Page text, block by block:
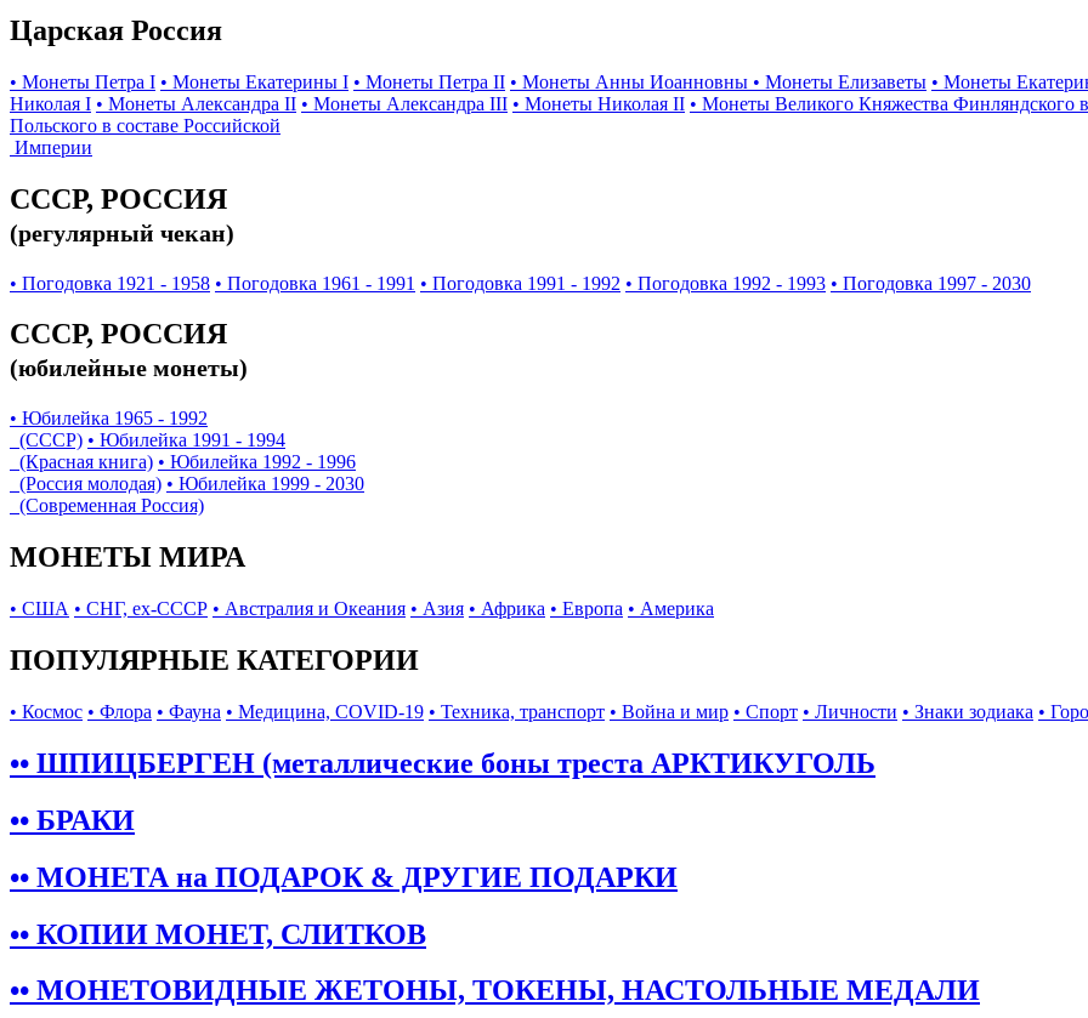
Царская Россия
• Монеты Петра I • Монеты Екатерины I • Монеты Петра II • Монеты Анны Иоанновны • Монеты Елизаветы • Монеты
Николая I • Монеты Александра II • Монеты Александра III • Монеты Николая II • Монеты Великого Княжества Финляндского
Польского в составе Российской
Империи
СССР, РОССИЯ
(регулярный чекан)
• Погодовка 1921 - 1958 • Погодовка 1961 - 1991 • Погодовка 1991 - 1992 • Погодовка 1992 - 1993 • Погодовка 1997 - 2030
СССР, РОССИЯ
(юбилейные монеты)
• Юбилейка 1965 - 1992
(СССР) • Юбилейка 1991 - 1994
(Красная книга) • Юбилейка 1992 - 1996
(Россия молодая) • Юбилейка 1999 - 2030
(Современная Россия)
МОНЕТЫ МИРА
• США • СНГ, ex-СССР • Австралия и Океания • Азия • Африка • Европа • Америка
ПОПУЛЯРНЫЕ КАТЕГОРИИ
• Космос • Флора • Фауна • Медицина, COVID-19 • Техника, транспорт • Война и мир • Спорт • Личности • Знаки зодиака •
•• ШПИЦБЕРГЕН (металлические боны треста АРКТИКУГОЛЬ
•• БРАКИ
•• МОНЕТА на ПОДАРОК & ДРУГИЕ ПОДАРКИ
•• КОПИИ МОНЕТ, СЛИТКОВ
•• МОНЕТОВИДНЫЕ ЖЕТОНЫ, ТОКЕНЫ, НАСТОЛЬНЫЕ МЕДАЛИ